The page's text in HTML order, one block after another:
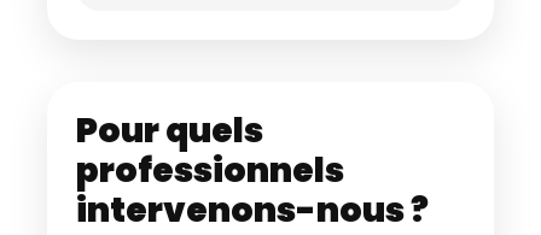
Pour quels
professionnels
intervenons-nous ?